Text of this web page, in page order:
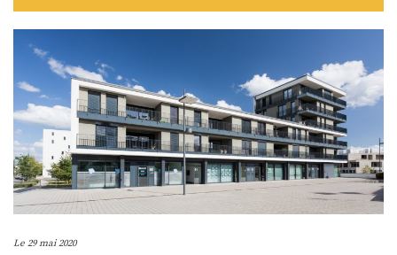
Le 29 mai 2020